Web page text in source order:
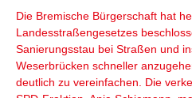
Die Bremische Bürgerschaft hat
Landesstraßengesetzes
Sanierungsstau bei Straßen und
Weserbrücken schneller
deutlich zu vereinfachen. Die